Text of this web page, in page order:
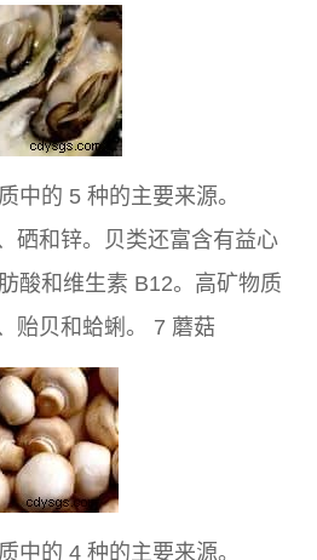
中的 5 种的主要来源。
硒和锌。贝类还富含有益心
酸和维生素 B12。高矿物质
贻贝和蛤蜊。 7 蘑菇
中的 4 种的主要来源。